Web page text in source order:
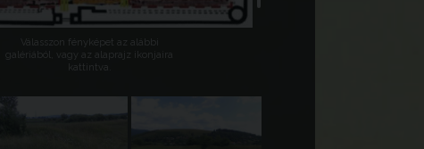
Válasszon fényképet az alábbi
galériából, vagy az alaprajz ikonjaira
kattintva.